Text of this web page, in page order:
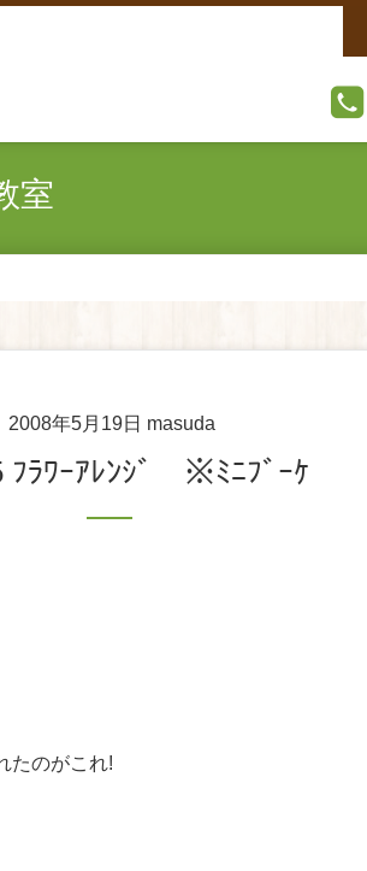
室
2008年5月19日 masuda
ﾌﾗﾜｰｱﾚﾝｼﾞ ※ﾐﾆﾌﾞｰｹ
たのがこれ!